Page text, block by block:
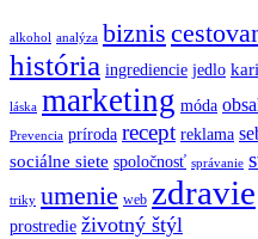
alkohol analýza biznis
história ingrediencie jedlo
láska marketing móda
Prevencia príroda recept reklama
sociálne siete spoločnosť správanie
triky umenie web zdravie
prostredie životný štýl